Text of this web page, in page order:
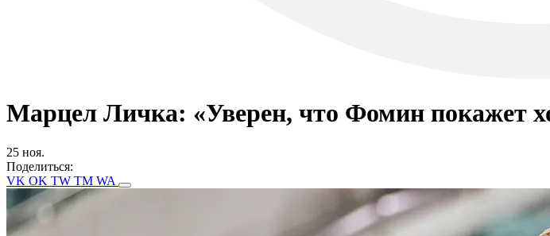
Марцел Личка: «Уверен, что Фомин покажет
25 ноя.
Поделиться:
VK OK TW TM WA